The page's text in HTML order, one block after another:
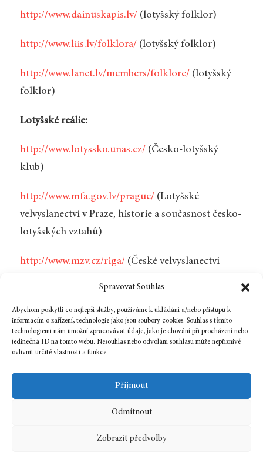
Spravovat Souhlas
Abychom poskytli co nejlepší služby, používáme k ukládání a/nebo přístupu k
informacím o zařízení, technologie jako jsou soubory cookies. Souhlas s těmito
technologiemi nám umožní zpracovávat údaje, jako je chování při procházení nebo
jedinečná ID na tomto webu. Nesouhlas nebo odvolání souhlasu může nepříznivě
ovlivnit určité vlastnosti a funkce.
Přijmout
Odmítnout
Zobrazit předvolby
http://www.dainuskapis.lv/ (lotyšský folklor)
http://www.liis.lv/folklora/ (lotyšský folklor)
http://www.lanet.lv/members/folklore/ (lotyšský
folklor)
Lotyšské reálie:
http://www.lotyssko.unas.cz/ (Česko-lotyšský
klub)
http://www.mfa.gov.lv/prague/ (Lotyšské
velvyslanectví v Praze, historie a současnost česko-
lotyšských vztahů)
http://www.mzv.cz/riga/ (České velvyslanectví
http://www.li.lv/(Lotyšský institut)